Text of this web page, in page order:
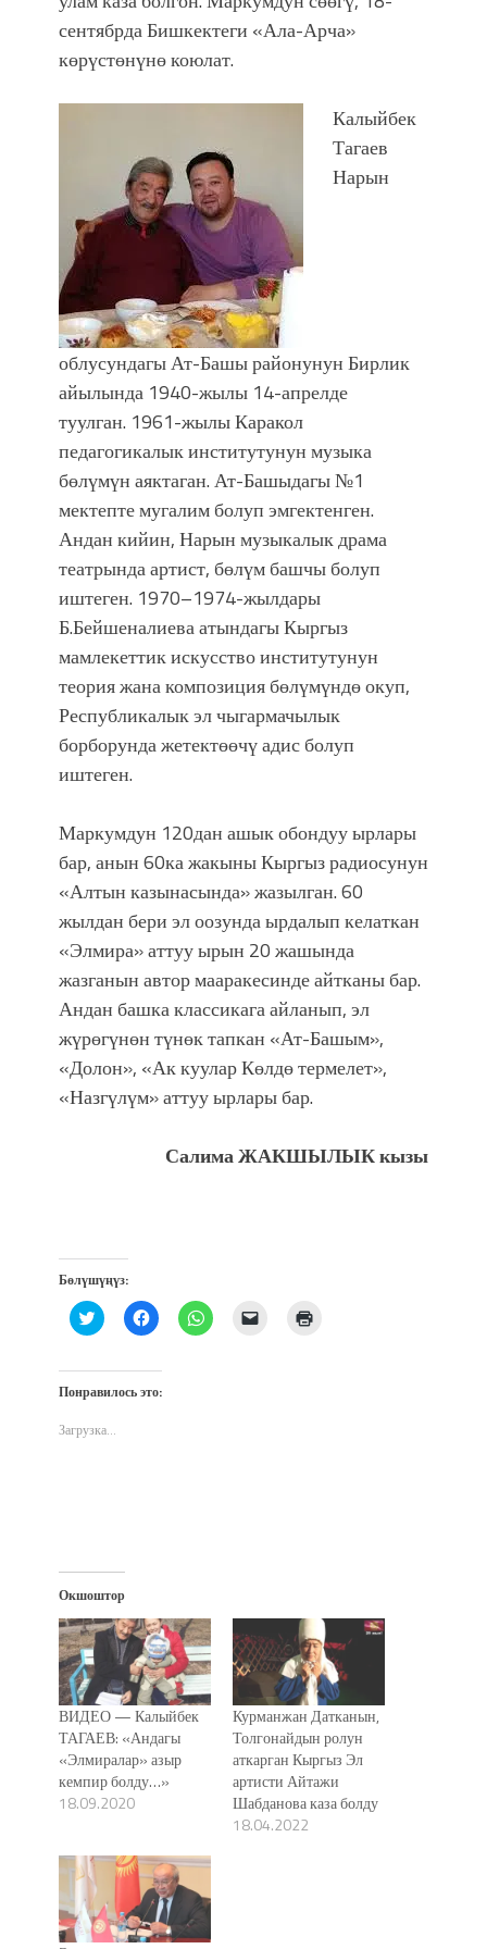
сентябрда Бишкектеги «Ала-Арча»
көрүстөнүнө коюлат.
Калыйбек
Тагаев
Нарын
облусундагы Ат-Башы районунун Бирлик
айылында 1940-жылы 14-апрелде
туулган. 1961-жылы Каракол
педагогикалык институтунун музыка
бөлүмүн аяктаган. Ат-Башыдагы №1
мектепте мугалим болуп эмгектенген.
Андан кийин, Нарын музыкалык драма
театрында артист, бөлүм башчы болуп
иштеген. 1970–1974-жылдары
Б.Бейшеналиева атындагы Кыргыз
мамлекеттик искусство институтунун
теория жана композиция бөлүмүндө окуп,
Республикалык эл чыгармачылык
борборунда жетектөөчү адис болуп
иштеген.
Маркумдун 120дан ашык обондуу ырлары
бар, анын 60ка жакыны Кыргыз радиосунун
«Алтын казынасында» жазылган. 60
жылдан бери эл оозунда ырдалып келаткан
«Элмира» аттуу ырын 20 жашында
жазганын автор мааракесинде айтканы бар.
Андан башка классикага айланып, эл
жүрөгүнөн түнөк тапкан «Ат-Башым»,
«Долон», «Ак куулар Көлдө термелет»,
«Назгүлүм» аттуу ырлары бар.
Салима ЖАКШЫЛЫК кызы
Бөлүшүңүз:
Нажмите,
чтобы
Twitter
(Открывается
в
окне)
Нажмите,
чтобы
Facebook
(Открывается
в
Нажмите,
чтобы
Послать
ссылку
Понравилось это:
Загрузка...
Окшоштор
ВИДЕО — Калыйбек
ТАГАЕВ: «Андагы
«Элмиралар» азыр
кемпир болду…»
18.09.2020
Курманжан Датканын,
Толгонайдын ролун
аткарган Кыргыз Эл
артисти Айтажи
Шабданова каза болду
18.04.2022